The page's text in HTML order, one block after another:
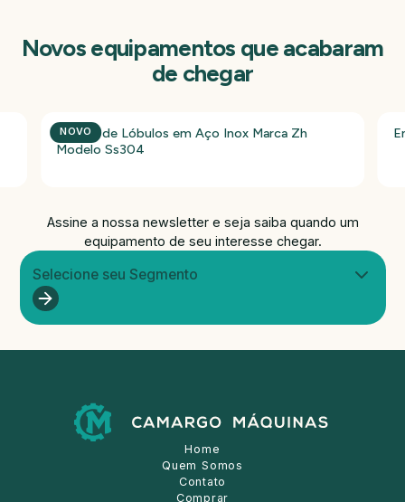
Novos equipamentos que acabaram
de chegar
NOVO
Bomba de Lóbulos em Aço Inox Marca Zh
Modelo Ss304
Assine a nossa newsletter e seja saiba quando um
equipamento de seu interesse chegar.
Selecione seu Segmento
Home
Quem Somos
Contato
Comprar